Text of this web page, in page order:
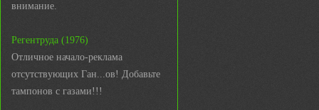
внимание.
Регентруда (1976)
Отличное начало-реклама
отсутствующих Ган...ов! Добавьте
тампонов с газами!!!